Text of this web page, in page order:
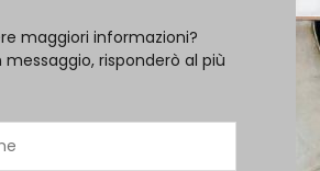
maggiori informazioni?
messaggio, risponderò al più